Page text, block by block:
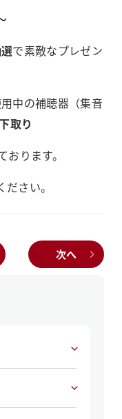
で素敵なプレゼン
中の補聴器（集音
取り
おります。
さい。
次へ